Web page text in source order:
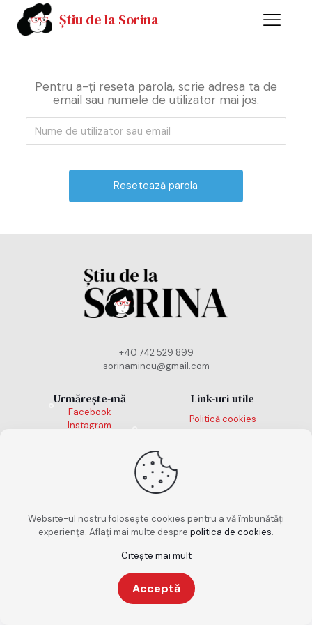
Știu de la Sorina
Pentru a-ți reseta parola, scrie adresa ta de
email sau numele de utilizator mai jos.
+40 742 529 899
sorinamincu@gmail.com
Urmărește-mă
Facebook
Instagram
Link-uri utile
Politică cookies
Copyright 2026. Toate drepturile rezervate. Design
realizat dekeepscrolling.ro
Website-ul nostru folosește cookies pentru a vă îmbunătăți
experiența. Aflați mai multe despre politica de cookies.
Citește mai mult
Acceptă